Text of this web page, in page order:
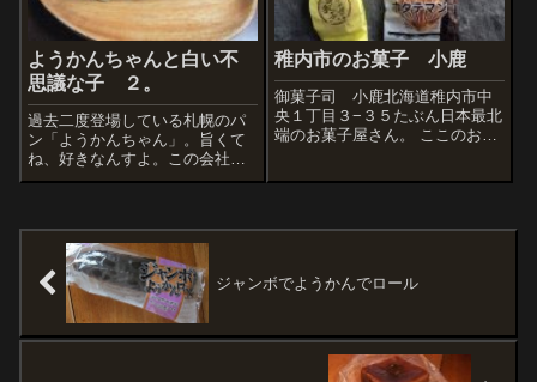
ようかんちゃんと白い不
思議な子 ２。
過去二度登場している札幌のパ
ン「ようかんちゃん」。旨くて
ね、好きなんすよ。この会社は
「北欧（HOKUO）」っていうん
なっちゃったみたいで。あれだ
け店舗があったのに、いまは北
欧パンは「北...
稚内市のお菓子 小鹿
御菓子司 小鹿北海道稚内市中
央１丁目３−３５たぶん日本最北
端のお菓子屋さん。 ここのお菓
紹介。とはいっても食べたの一
ジャンボでようかんでロール